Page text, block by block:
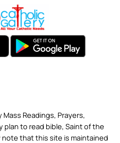
Readings, Prayers,
plan to read bible, Saint of the
note that this site is maintained